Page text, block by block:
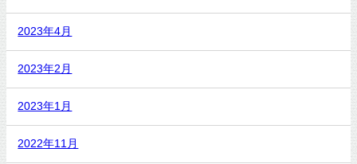
2023年4月
2023年2月
2023年1月
2022年11月